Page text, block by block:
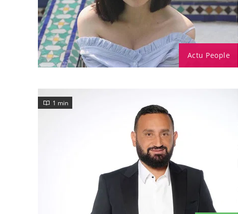
Actu People
1 min